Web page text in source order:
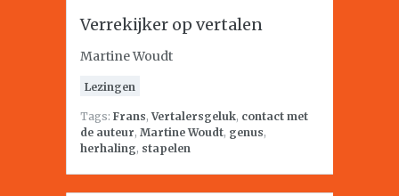
Verrekijker op vertalen
Martine Woudt
Lezingen
Tags: Frans,Vertalersgeluk, contact met
de auteur, Martine Woudt, genus,
herhaling, stapelen